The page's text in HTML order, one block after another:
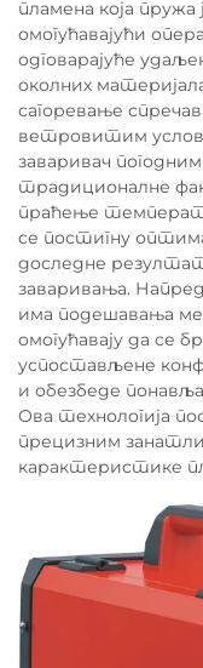
пламена која
омогућавајући
одговарајуће
околних
сагоревање
ветровитим
заваривач
традиционалне
праћење
се постигну
доследне
заваривања.
има подешавања
омогућавају да се
успостављене
и обезбеде
Ова технологија
прецизним
карактеристике